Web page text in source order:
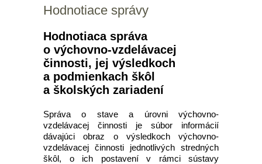
Hodnotiace správy
Hodnotiaca správa
o výchovno-vzdelávacej
činnosti, jej výsledkoch
a podmienkach škôl
a školských zariadení
Správa o stave a úrovni výchovno-
vzdelávacej činnosti je súbor informácií
dávajúci obraz o výsledkoch výchovno-
vzdelávacej činnosti jednotlivých stredných
škôl, o ich postavení v rámci sústavy